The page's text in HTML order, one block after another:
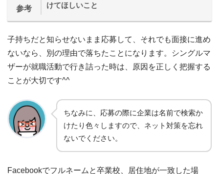
参考
けてほしいこと
子持ちだと知らせないまま応募して、それでも面接に進め
ないなら、別の理由で落ちたことになります。シングルマ
ザーが就職活動で行き詰った時は、原因を正しく把握する
ことが大切です^^
ちなみに、応募の際に企業は名前で検索か
けたり色々しますので、ネット対策を忘れ
ないでください。
Facebookでフルネームと卒業校、居住地が一致した場